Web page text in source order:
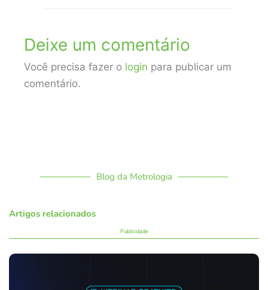
Deixe um comentário
Você precisa fazer o login para publicar um
comentário.
Blog da Metrologia
Artigos relacionados
Publicidade